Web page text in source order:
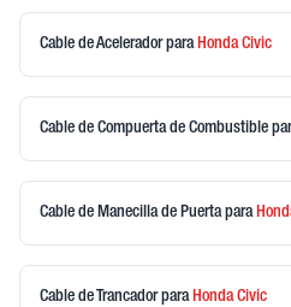
Cable de Aceleradorpara HondaCivic
Cable de Compuerta de Combustible
Cable de Manecilla de Puertapara
Cable de Trancadorpara HondaCivic